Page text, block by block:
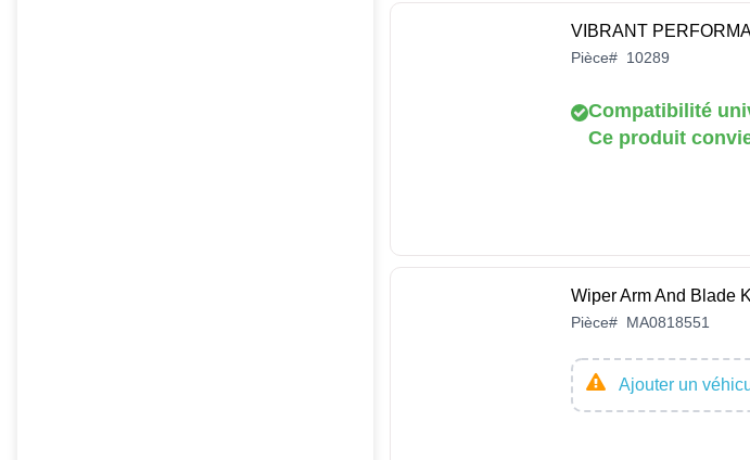
VIBRANT
Pièce# 10289
Compatibilité
Ce produit
Wiper Arm And Blade
Pièce# MA0818551
Ajouter un